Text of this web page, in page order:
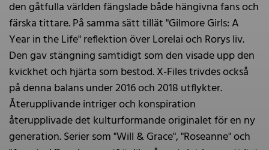
den gåtfulla världen fängslade både hängivna fans och
färska tittare. På samma sätt tillät "Gilmore Girls: A
Year in the Life" reflektion över Lorelai och Rorys liv.
Den gav stängning samtidigt som den visade upp den
kvickhet och hjärta som bestod. X-Files trivdes också
på denna balans under 2016 och 2018 utflykter.
Återupplivande intriger och konspiration
återupplivade det kulturformande originalet för en ny
generation. Serier som "Will & Grace", "Roseanne" och